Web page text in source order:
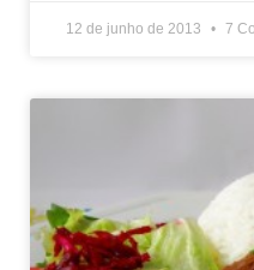
12 de junho de 2013 7